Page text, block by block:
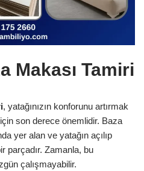
Makası Tamiri
, yatağınızın konforunu artırmak
son derece önemlidir. Baza
yer alan ve yatağın açılıp
parçadır. Zamanla, bu
çalışmayabilir.